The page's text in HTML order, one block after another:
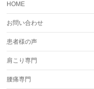
HOME
お問い合わせ
患者様の声
肩こり専門
腰痛専門